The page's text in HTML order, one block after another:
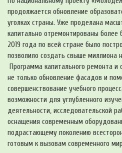
продолжается обновление
уголках страны. Уже проделана
капитально отремонтированы более
2019 года по всей стране было
позволило создать свыше миллиона
Программа капитального ремонта и
не только обновление фасадов и
совершенствование учебного
возможности для углубленного
деятельности, исследовательской
оснащения современным
подрастающему поколению
готовым к вызовам современного